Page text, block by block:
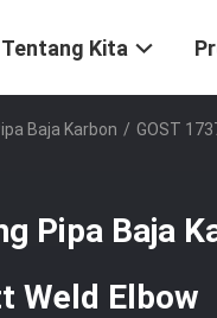
Tentang Kita
Baja Karbon / GOST
Pipa Baja
Weld Elbow